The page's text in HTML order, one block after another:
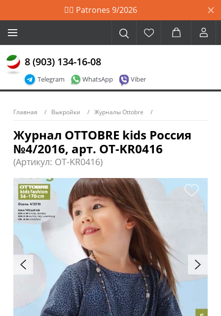
🙋‍♀️ Patrones 9/2026
Telegram WhatsApp Viber
8 (903) 134-16-08
Главная Выкройки Журналы Ottobre
Журнал OTTOBRE kids Россия
№4/2016, арт. OT-KR0416
(Артикул: OT-KR0416)